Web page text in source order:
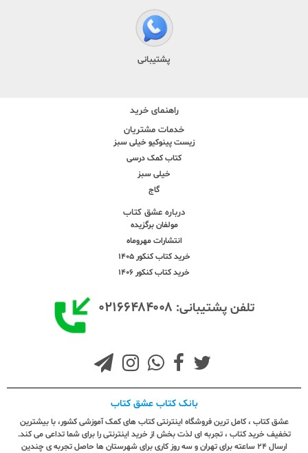
پشتیبانی
راهنمای خرید
خدمات مشتریان
زیست پینوکیو خیلی سبز
کتاب کمک درسی
خیلی سبز
گاج
درباره عشق کتاب
مولفان برگزیده
انتشارات مهروماه
خرید کتاب کنکور 1405
خرید کتاب کنکور 1406
تلفن پشتیبانی: ۰۲۱۶۶۴۸۴۰۰۸
بانک کتاب عشق کتاب
عشق کتاب ، کامل ترین فروشگاه اینترنتی کتاب های کمک آموزشی کشور، با بیشترین
تخفیف خرید کتاب ، تجربه ای لذت بخش از خرید اینترنتی را برای شما تداعی می کند.
ارسال ٢٤ ساعته برای تهران و سه روز کاری برای شهرستان ها حاصل تجربه ی چندین